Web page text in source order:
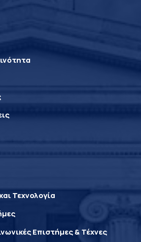
Τεχνολογία
Επιστήμες & Τέχνες